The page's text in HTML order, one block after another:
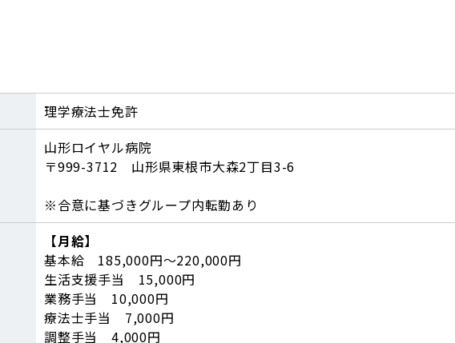
理学療法士免許
山形ロイヤル病院
〒999-3712 山形県東根市大森2丁目3-6
※合意に基づきグループ内転勤あり
【月給】
基本給 185,000円～220,000円
生活支援手当 15,000円
業務手当 10,000円
療法士手当 7,000円
調整手当 4,000円